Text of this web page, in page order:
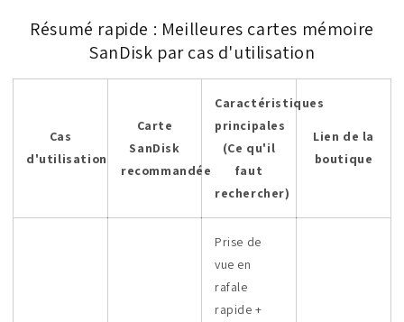
Résumé rapide : Meilleures cartes mémoire
SanDisk par cas d'utilisation
Cas
d'utilisation
Carte
SanDisk
recommandée
Caractéristiques
principales
(Ce qu'il
faut
rechercher)
Lien de la
boutique
Prise de
vue en
rafale
rapide +